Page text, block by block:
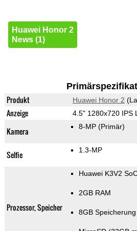
Huawei Honor 2
News (1)
Produkt Huawei Honor 2
Anzeige 4.5" 1280x720 IPS
Kamera 8-MP (Primär)
Selfie 1.3-MP
Prozessor, Speicher
Huawei K3V2
2GB RAM
8GB Speicherung